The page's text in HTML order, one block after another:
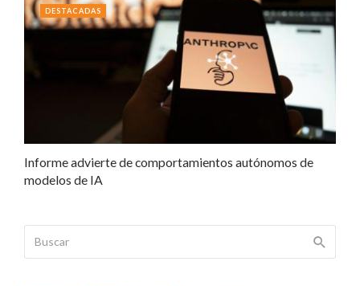
Informe advierte de comportamientos autónomos de
modelos de IA
DESTACADAS